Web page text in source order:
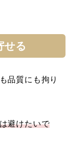
せる
品質にも拘り
避けたいで